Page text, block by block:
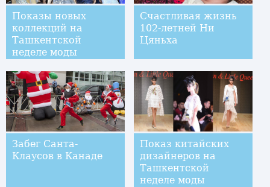
Показы новых
коллекций на
Ташкентской
неделе моды
Счастливая жизнь
102-летней Ни
Цяньха
Забег Санта-
Клаусов в Канаде
Показ китайских
дизайнеров на
Ташкентской
неделе моды